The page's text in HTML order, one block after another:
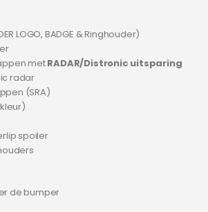
LOGO, BADGE & Ringhouder)
metRADAR/Distronic uitsparing
radar
(SRA)
spoiler
de bumper